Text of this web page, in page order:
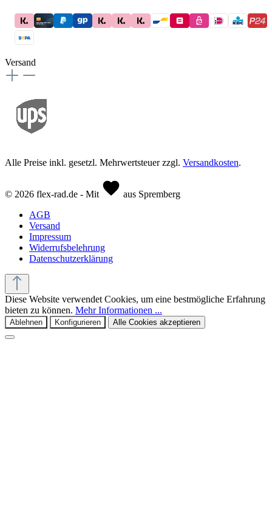
Versand
Alle Preise inkl. gesetzl. Mehrwertsteuer zzgl. Versandkosten.
© 2026 flex-rad.de - Mit
aus Spremberg
AGB
Versand
Impressum
Widerrufsbelehrung
Datenschutzerklärung
Diese Website verwendet Cookies, um eine bestmögliche Erfahrung
bieten zu können. Mehr Informationen ...
Ablehnen Konfigurieren Alle Cookies akzeptieren